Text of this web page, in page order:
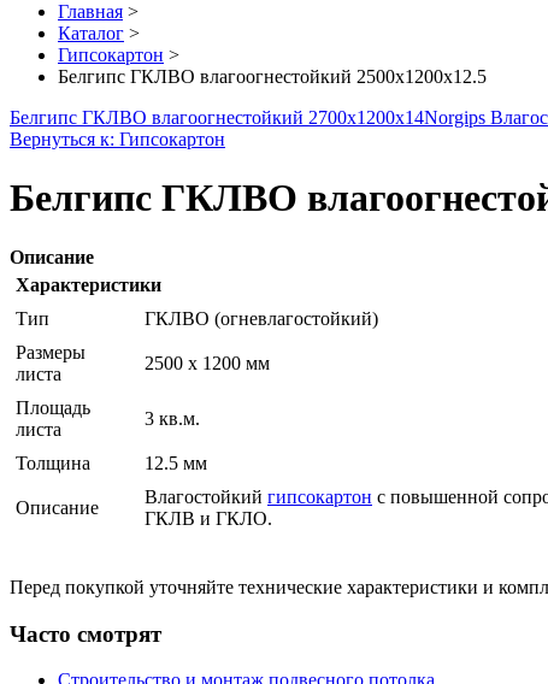
Главная >
Каталог >
Гипсокартон >
Белгипс ГКЛВО влагоогнестойкий 2500х1200х12.5
Белгипс ГКЛВО влагоогнестойкий 2700х1200х14Norgips
Вернуться к: Гипсокартон
Белгипс ГКЛВО
Описание
Характеристики
Тип
ГКЛВО (огневлагостойкий)
Размеры
листа
2500 x 1200 мм
Площадь
листа
3 кв.м.
Толщина 12.5 мм
Описание
Влагостойкий гипсокартон с повышенной
ГКЛВ и ГКЛО.
Перед покупкой уточняйте технические характеристики и
Часто смотрят